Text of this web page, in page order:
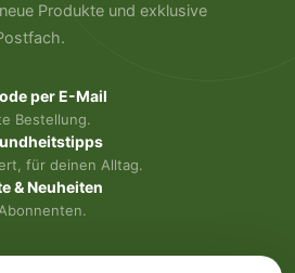
Produkte und exklusive
per E-Mail
Bestellung.
für deinen Alltag.
& Neuheiten